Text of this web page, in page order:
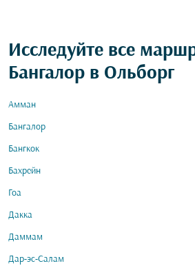
Исследуйте все
Бангалор в Ольборг
Амман
Бангалор
Бангкок
Бахрейн
Гоа
Дакка
Даммам
Дар-эс-Салам